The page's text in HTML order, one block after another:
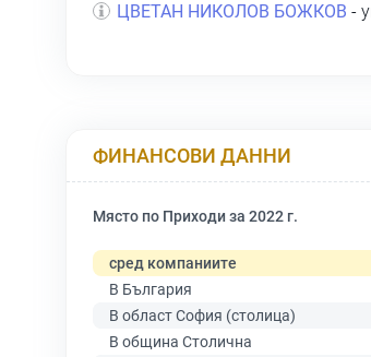
ЦВЕТАН НИКОЛОВ БОЖКОВ -
ФИНАНСОВИ ДАННИ
Място по Приходи за 2022 г.
сред компаниите
В България
В област София (столица)
В община Столична